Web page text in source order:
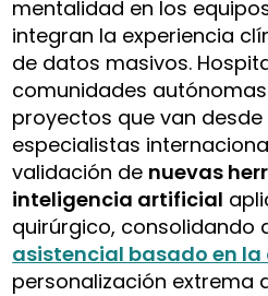
mentalidad en los
integran la experiencia
de datos masivos.
comunidades
proyectos que van
especialistas
validación de nuevas
inteligencia artificial
quirúrgico, consolidando
asistencial basado en
personalización extrema